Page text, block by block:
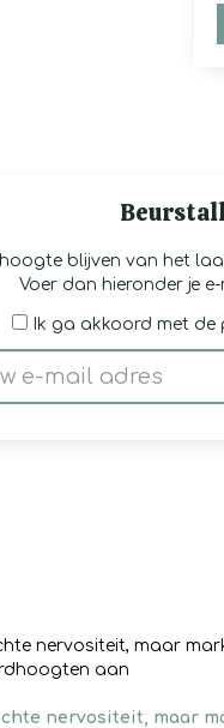
blijven van het
Voer dan hieronder je
Ik ga akkoord met de
nervositeit, maar